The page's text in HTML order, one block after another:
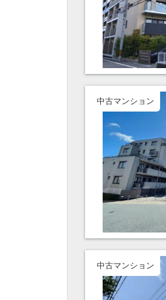
中古マンション
中古マンション